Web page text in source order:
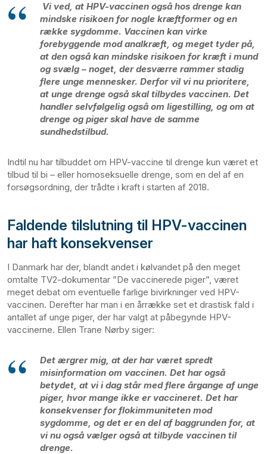
Vi ved, at HPV-vaccinen også hos drenge kan
mindske risikoen for nogle kræftformer og en
række sygdomme. Vaccinen kan virke
forebyggende mod analkræft, og meget tyder på,
at den også kan mindske risikoen for kræft i mund
og svælg – noget, der desværre rammer stadig
flere unge mennesker. Derfor vil vi nu prioritere,
at unge drenge også skal tilbydes vaccinen. Det
handler selvfølgelig også om ligestilling, og om at
drenge og piger skal have de samme
sundhedstilbud.
Indtil nu har tilbuddet om HPV-vaccine til drenge kun været et
tilbud til bi – eller homoseksuelle drenge, som en del af en
forsøgsordning, der trådte i kraft i starten af 2018.
Faldende tilslutning til HPV-vaccinen
har haft konsekvenser
I Danmark har der, blandt andet i kølvandet på den meget
omtalte TV2-dokumentar ”De vaccinerede piger”, været
meget debat om eventuelle farlige bivirkninger ved HPV-
vaccinen. Derefter har man i en årrække set et drastisk fald i
antallet af unge piger, der har valgt at påbegynde HPV-
vaccinerne. Ellen Trane Nørby siger:
Det ærgrer mig, at der har været spredt
misinformation om vaccinen. Det har også
betydet, at vi i dag står med flere årgange af unge
piger, hvor mange ikke er vaccineret. Det har
konsekvenser for flokimmuniteten mod
sygdomme, og det er en del af baggrunden for, at
vi nu også vælger også at tilbyde vaccinen til
drenge.